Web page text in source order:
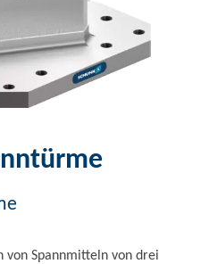
von Spannmitteln von drei